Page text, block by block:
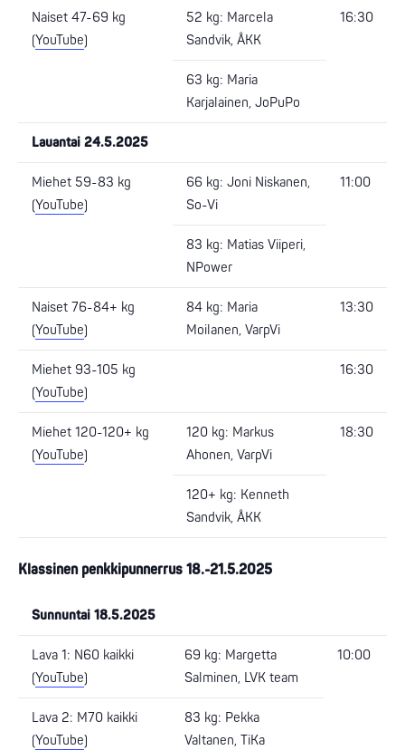
Naiset 47-69 kg
(YouTube)
52 kg: Marcela
Sandvik, ÅKK
16:30
63 kg: Maria
Karjalainen, JoPuPo
Lauantai 24.5.2025
Miehet 59-83 kg
(YouTube)
66 kg: Joni Niskanen,
So-Vi
11:00
83 kg: Matias Viiperi,
NPower
Naiset 76-84+ kg
(YouTube)
84 kg: Maria
Moilanen, VarpVi
13:30
Miehet 93-105 kg
(YouTube)
16:30
Miehet 120-120+ kg
(YouTube)
120 kg: Markus
Ahonen, VarpVi
18:30
120+ kg: Kenneth
Sandvik, ÅKK
Klassinen penkkipunnerrus 18.-21.5.2025
Sunnuntai 18.5.2025
Lava 1: N60 kaikki
(YouTube)
69 kg: Margetta
Salminen, LVK team
10:00
Lava 2: M70 kaikki
(YouTube)
83 kg: Pekka
Valtanen, TiKa